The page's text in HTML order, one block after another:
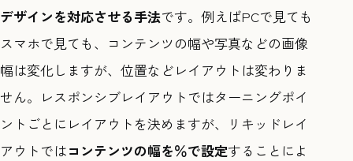
デザインを対応させる手法です。例えばPCで見ても
スマホで見ても、コンテンツの幅や写真などの画像
幅は変化しますが、位置などレイアウトは変わりま
せん。レスポンシブレイアウトではターニングポイ
ントごとにレイアウトを決めますが、リキッドレイ
アウトではコンテンツの幅を％で設定することによ